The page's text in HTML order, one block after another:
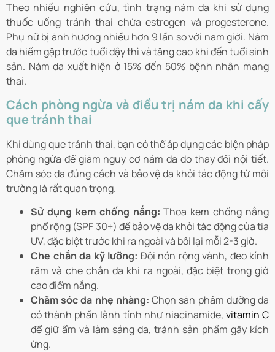
Theo nhiều nghiên cứu, tình trạng nám da khi sử dụng
thuốc uống tránh thai chứa estrogen và progesterone.
Phụ nữ bị ảnh hưởng nhiều hơn 9 lần so với nam giới. Nám
da hiếm gặp trước tuổi dậy thì và tăng cao khi đến tuổi sinh
sản. Nám da xuất hiện ở 15% đến 50% bệnh nhân mang
thai.
Cách phòng ngừa và điều trị nám da khi cấy
que tránh thai
Khi dùng que tránh thai, bạn có thể áp dụng các biện pháp
phòng ngừa để giảm nguy cơ nám da do thay đổi nội tiết.
Chăm sóc da đúng cách và bảo vệ da khỏi tác động từ môi
trường là rất quan trọng.
Sử dụng kem chống nắng: Thoa kem chống nắng
phổ rộng (SPF 30+) để bảo vệ da khỏi tác động của tia
UV, đặc biệt trước khi ra ngoài và bôi lại mỗi 2-3 giờ.
Che chắn da kỹ lưỡng: Đội nón rộng vành, đeo kính
râm và che chắn da khi ra ngoài, đặc biệt trong giờ
cao điểm nắng.
Chăm sóc da nhẹ nhàng:Chọn sản phẩm dưỡng da
có thành phần lành tính như niacinamide, vitamin C
để giữ ẩm và làm sáng da, tránh sản phẩm gây kích
ứng.